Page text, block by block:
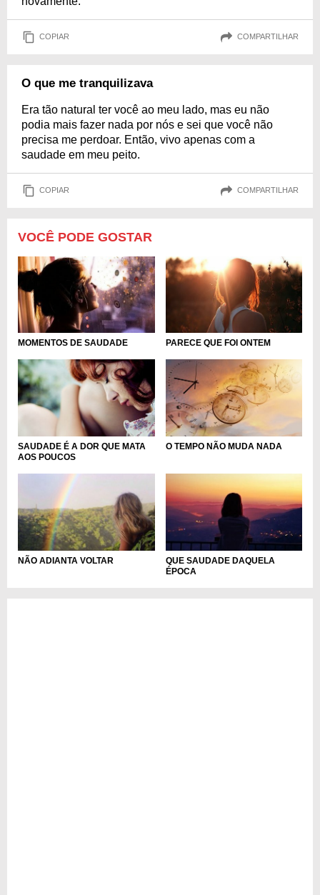
COPIAR COMPARTILHAR
O que me tranquilizava
Era tão natural ter você ao meu lado, mas eu não
podia mais fazer nada por nós e sei que você não
precisa me perdoar. Então, vivo apenas com a
saudade em meu peito.
COPIAR COMPARTILHAR
VOCÊ PODE GOSTAR
MOMENTOS DE SAUDADE PARECE QUE FOI ONTEM
SAUDADE É A DOR QUE MATA
AOS POUCOS
O TEMPO NÃO MUDA NADA
NÃO ADIANTA VOLTAR
QUE SAUDADE DAQUELA
ÉPOCA